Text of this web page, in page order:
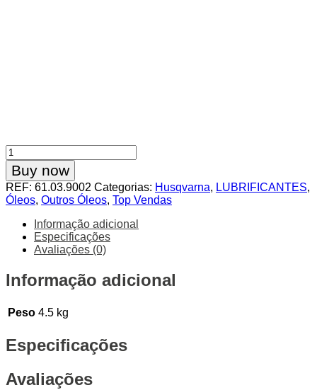
Quantidade
de
Óleo
Corrente
Motosserra
Buy now
REF: 61.03.9002 Categorias: Husqvarna, LUBRIFICANTES,
Óleos, Outros Óleos, Top Vendas
Informação adicional
Especificações
Avaliações (0)
Informação adicional
Peso 4.5 kg
Especificações
Avaliações